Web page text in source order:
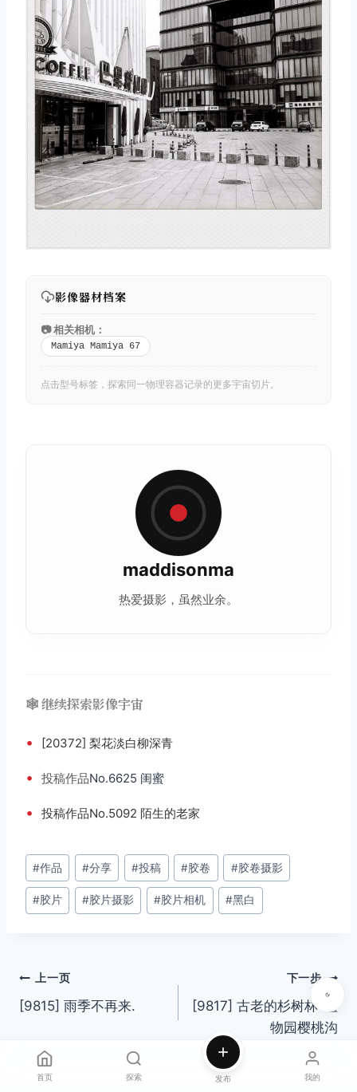
影像器材档案
📷 相关相机：
Mamiya Mamiya 67
点击型号标签，探索同一物理容器记录的更多宇宙切片。
maddisonma
热爱摄影，虽然业余。
🕸️ 继续探索影像宇宙
• [20372] 梨花淡白柳深青
• 投稿作品No.6625 闺蜜
• 投稿作品No.5092 陌生的老家
文
章
标
#作品 #分享 #投稿 #胶卷 #胶卷摄影
#胶片 #胶片摄影 #胶片相机 #黑白
文
章
导
航
上一页
[9815] 雨季不再来.
下一步
[9817] 古老的杉树林-植
物园樱桃沟
首页 探索 发布 我的